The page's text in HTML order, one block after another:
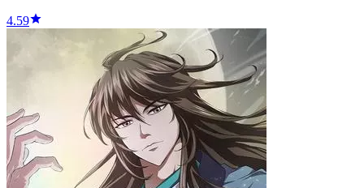
4.59